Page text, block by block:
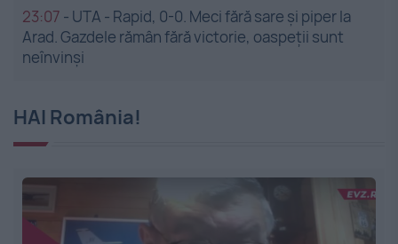
23:07 - UTA - Rapid, 0-0. Meci fără sare și piper la
Arad. Gazdele rămân fără victorie, oaspeții sunt
neînvinși
HAI România!